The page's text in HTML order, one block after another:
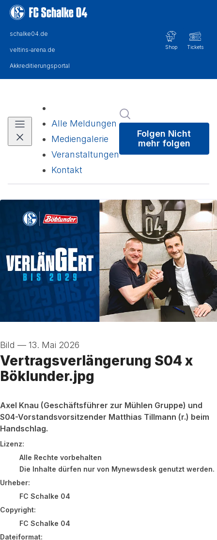
Alle Meldungen
Mediengalerie
Veranstaltungen
Kontakt
Folgen Nicht
mehr folgen
Bild — 13. Mai 2026
Vertragsverlängerung S04 x
Böklunder.jpg
Axel Knau (Geschäftsführer zur Mühlen Gruppe) und
S04-Vorstandsvorsitzender Matthias Tillmann (r.) beim
Handschlag.
FC Schalke 04
Lizenz:
Alle Rechte vorbehalten
Die Inhalte dürfen nur von Mynewsdesk genutzt
Urheber:
FC Schalke 04
Copyright:
FC Schalke 04
Dateiformat: